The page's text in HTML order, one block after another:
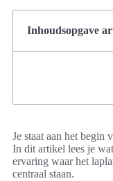
Inhoudsopgave
Je staat aan het begin
In dit artikel lees je
ervaring waar het
centraal staan.